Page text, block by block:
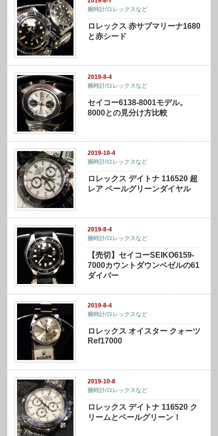
腕時計/ロレックスなど
ロレックス 赤サブマリーナ1680
と赤シード
2019-8-4
腕時計/ロレックスなど
セイコー6138-8001モデル。
8000との見分け方比較
2019-10-4
腕時計/ロレックスなど
ロレックス デイトナ 116520 超
レア ペールグリーンダイヤル
2019-8-4
腕時計/ロレックスなど
【売切】セイコーSEIKO6159-
7000カウントダウンベゼルの61
ダイバー
2019-8-4
腕時計/ロレックスなど
ロレックス オイスター クォーツ
Ref17000
2019-10-8
腕時計/ロレックスなど
ロレックス デイトナ 116520 ク
リームとペールグリーン！